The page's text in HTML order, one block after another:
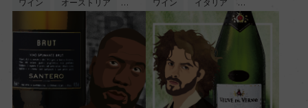
ワイン オーストリア … ワイン イタリア …